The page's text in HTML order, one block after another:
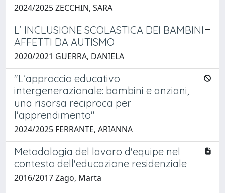
2024/2025 ZECCHIN, SARA
L’ INCLUSIONE SCOLASTICA DEI BAMBINI
AFFETTI DA AUTISMO
2020/2021 GUERRA, DANIELA
"L’approccio educativo
intergenerazionale: bambini e anziani,
una risorsa reciproca per
l'apprendimento"
2024/2025 FERRANTE, ARIANNA
Metodologia del lavoro d'equipe nel
contesto dell'educazione residenziale
2016/2017 Zago, Marta